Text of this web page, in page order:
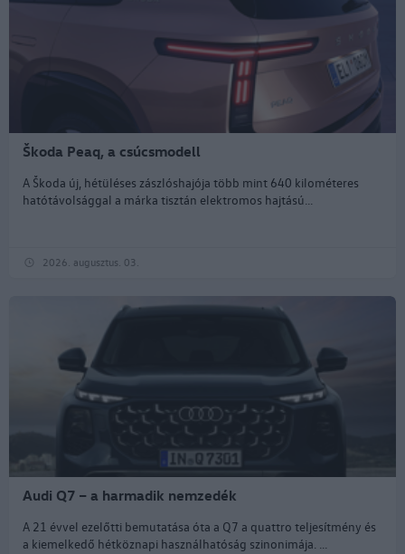
Škoda Peaq, a csúcsmodell
A Škoda új, hétüléses zászlóshajója több mint 640 kilométeres
hatótávolsággal a márka tisztán elektromos hajtású...
2026. augusztus. 03.
Audi Q7 – a harmadik nemzedék
A 21 évvel ezelőtti bemutatása óta a Q7 a quattro teljesítmény és
a kiemelkedő hétköznapi használhatóság szinonimája. ...